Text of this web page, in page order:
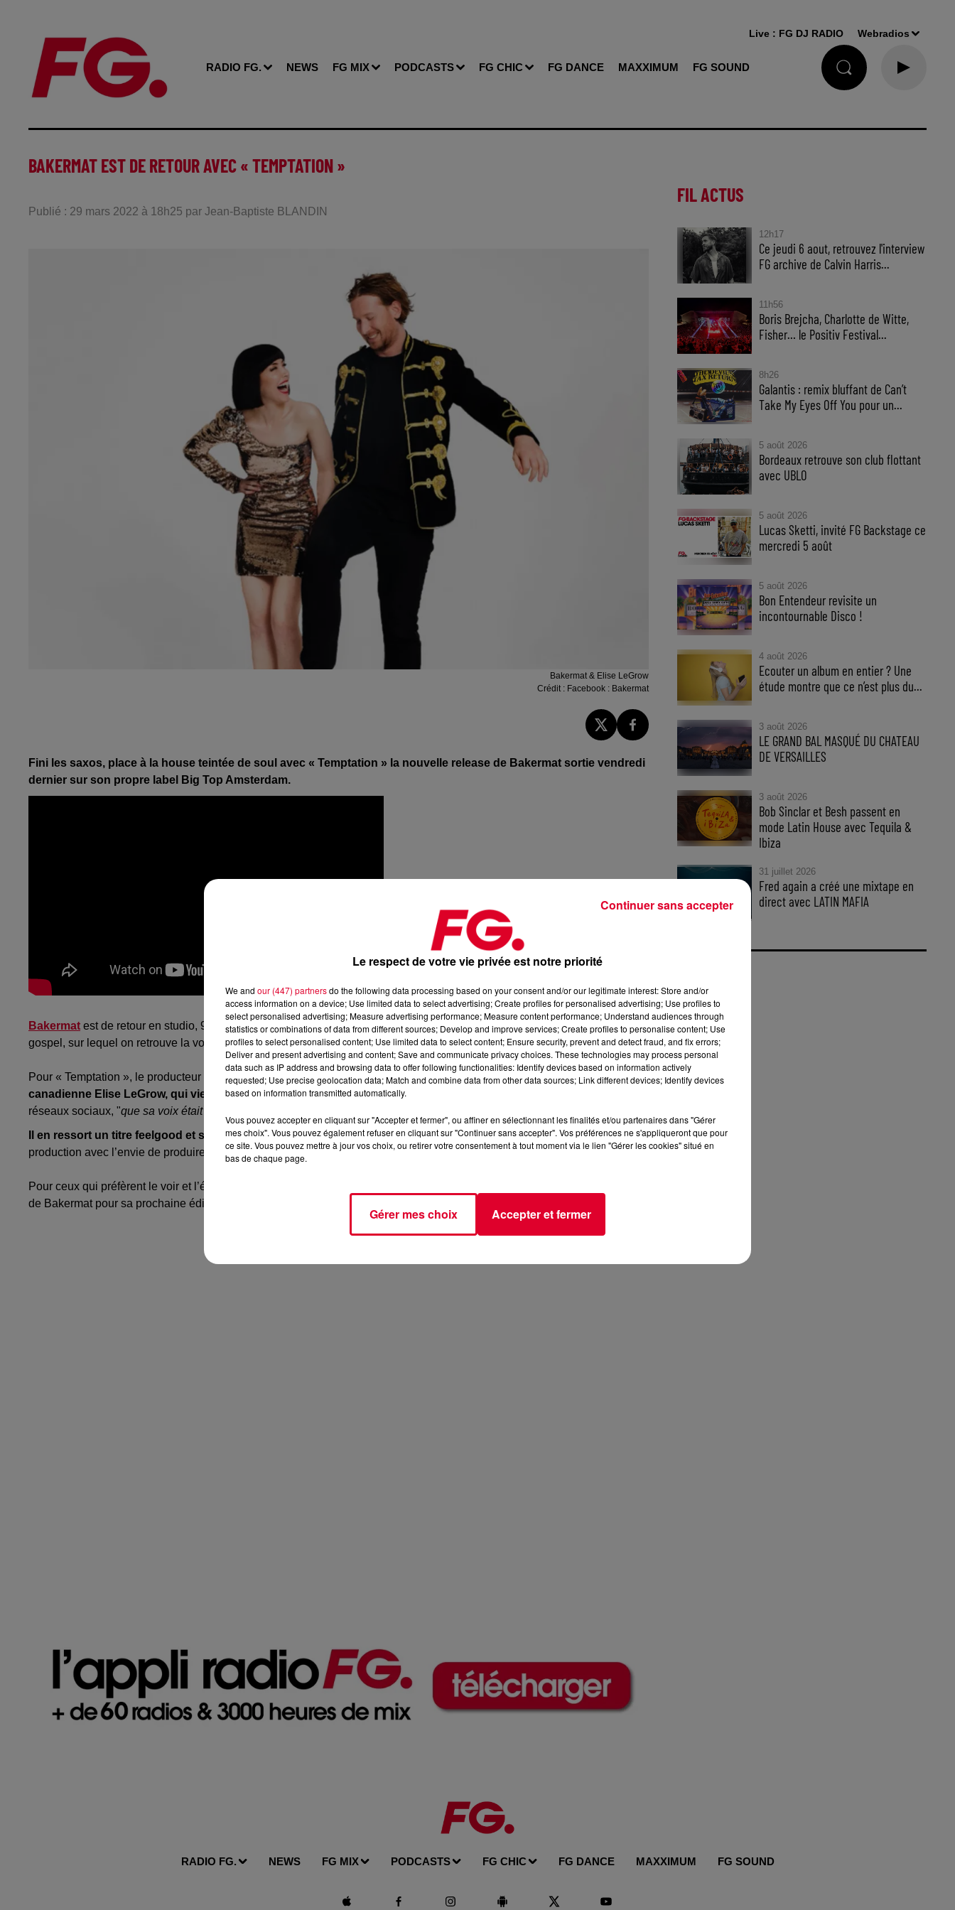
RADIO FG. NEWS FG MIX PODCASTS FG CHIC FG DANCE MAXXIMUM FG SOUND
Live : FG DJ RADIO Webradios
BAKERMAT EST DE RETOUR AVEC « TEMPTATION »
Publié : 29 mars 2022 à 18h25 par Jean-Baptiste BLANDIN
Bakermat & Elise LeGrow
Crédit : Facebook : Bakermat
Fini les saxos, place à la house teintée de soul avec « Temptation » la nouvelle release de Bakermat sortie vendredi
dernier sur son propre label Big Top Amsterdam.
Bakermat est de retour en studio, 9 mois après la sortie de son dernier album « Spirit », un album qui mélange house et
gospel, sur lequel on retrouve la voix d’Aretha Franklin.
Pour « Temptation », le producteur hollandais semblecontinuer sur cette vague puisqu’il s’est entouré de la chanteuse
canadienne Elise LeGrow, qui vient apporter sa touche trèssoul.D’ailleurs fun
réseaux sociaux, "que sa voix était tellement inspirante qu’il a terminé le premier jet du track en une journée".
Il en ressort un titre feelgood et super estival.Et ça fait plaisir de voir que l’homme à la veste militaire est de retour à la
production avec l’envie de produire des titres aussi dansant queTemptation .
Pour ceux qui préfèrentle voir et l’écouter
de Bakermatpour sa prochaine édition, le 3 septembre prochain.
FIL ACTUS
12h17
Ce jeudi 6 aout, retrouvez l'interview
FG archive de Calvin Harris...
11h56
Boris Brejcha, Charlotte de Witte,
Fisher… le Positiv Festival...
8h26
Galantis : remix bluffant de Can’t
Take My Eyes Off You pour un...
5 août 2026
Bordeaux retrouve son club flottant
avec UBLO
5 août 2026
Lucas Sketti, invité FG Backstage ce
mercredi 5 août
5 août 2026
Bon Entendeur revisite un
incontournable Disco !
4 août 2026
Ecouter un album en entier ? Une
étude montre que ce n’est plus du...
3 août 2026
LE GRAND BAL MASQUÉ DU CHATEAU
DE VERSAILLES
3 août 2026
Bob Sinclar et Besh passent en
mode Latin House avec Tequila &
Ibiza
31 juillet 2026
Fred again a créé une mixtape en
direct avec LATIN MAFIA
RADIO FG. NEWS FG MIX PODCASTS FG CHIC FG DANCE MAXXIMUM FG SOUND
Le respect de votre vie privée est notre priorité
We and our (447) partnersdo the following data processing based on your consent and/or our legitimate interest: Store and/or
access information on a device; Use limited data to select advertising; Create profiles for personalised advertising; Use profiles to
select personalised advertising; Measure advertising performance; Measure content performance; Understand audiences through
statistics or combinations of data from different sources; Develop and improve services; Create profiles to personalise content; Use
profiles to select personalised content; Use limited data to select content; Ensure security, prevent and detect fraud, and fix errors;
Deliver and present advertising and content; Save and communicate privacy choices. These technologies may process personal
data such as IP address and browsing data to offer following functionalities: Identify devices based on information actively
requested; Use precise geolocation data; Match and combine data from other data sources; Link different devices; Identify devices
based on information transmitted automatically.
Vous pouvez accepter en cliquant sur "Accepter et fermer", ou affiner en sélectionnant les finalités et/ou partenaires dans "Gérer
mes choix". Vous pouvez également refuser en cliquant sur "Continuer sans accepter". Vos préférences ne s'appliqueront que pour
ce site. Vous pouvez mettre à jour vos choix, ou retirer votre consentement à tout moment via le lien "Gérer les cookies" situé en
bas de chaque page.
Gérer mes choix Accepter et fermer
Continuer sans accepter